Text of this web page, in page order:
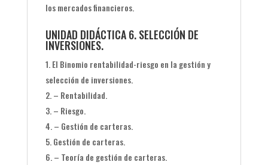
los mercados financieros.
UNIDAD DIDÁCTICA 6. SELECCIÓN DE
INVERSIONES.
El Binomio rentabilidad-riesgo en la gestión y
selección de inversiones.
– Rentabilidad.
– Riesgo.
– Gestión de carteras.
Gestión de carteras.
– Teoría de gestión de carteras.